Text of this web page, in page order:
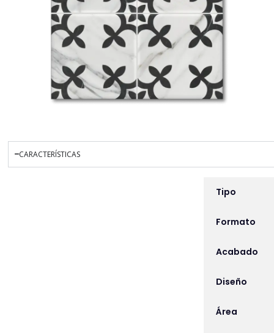
CARACTERÍSTICAS
Tipo
Formato
Acabado
Diseño
Área